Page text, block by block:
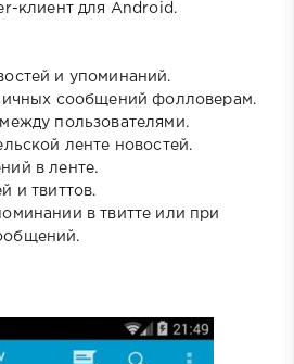
клиент для Android.
и упоминаний.
сообщений фолловерам.
пользователями.
ленте новостей.
в ленте.
и твиттов.
в твитте или при